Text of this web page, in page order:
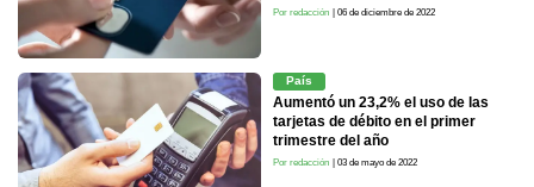
Por redacción | 06 de diciembre de 2022
País
Aumentó un 23,2% el uso de las
tarjetas de débito en el primer
trimestre del año
Por redacción | 03 de mayo de 2022